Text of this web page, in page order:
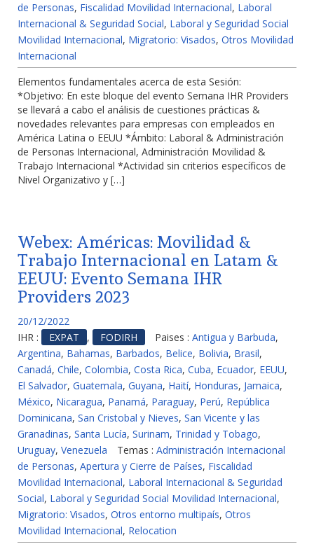
de Personas, Fiscalidad Movilidad Internacional, Laboral
Internacional & Seguridad Social, Laboral y Seguridad Social
Movilidad Internacional, Migratorio: Visados, Otros Movilidad
Internacional
Elementos fundamentales acerca de esta Sesión:
*Objetivo: En este bloque del evento Semana IHR Providers
se llevará a cabo el análisis de cuestiones prácticas &
novedades relevantes para empresas con empleados en
América Latina o EEUU *Ámbito: Laboral & Administración
de Personas Internacional, Administración Movilidad &
Trabajo Internacional *Actividad sin criterios específicos de
Nivel Organizativo y […]
Webex: Américas: Movilidad &
Trabajo Internacional en Latam &
EEUU: Evento Semana IHR
Providers 2023
20/12/2022
IHR :
EXPAT , FODIRH Paises : Antigua y Barbuda,
Argentina, Bahamas, Barbados, Belice, Bolivia, Brasil,
Canadá, Chile, Colombia, Costa Rica, Cuba, Ecuador, EEUU,
El Salvador, Guatemala, Guyana, Haití, Honduras, Jamaica,
México, Nicaragua, Panamá, Paraguay, Perú, República
Dominicana, San Cristobal y Nieves, San Vicente y las
Granadinas, Santa Lucía, Surinam, Trinidad y Tobago,
Uruguay, Venezuela Temas : Administración Internacional
de Personas, Apertura y Cierre de Países, Fiscalidad
Movilidad Internacional, Laboral Internacional & Seguridad
Social, Laboral y Seguridad Social Movilidad Internacional,
Migratorio: Visados, Otros entorno multipaís, Otros
Movilidad Internacional, Relocation